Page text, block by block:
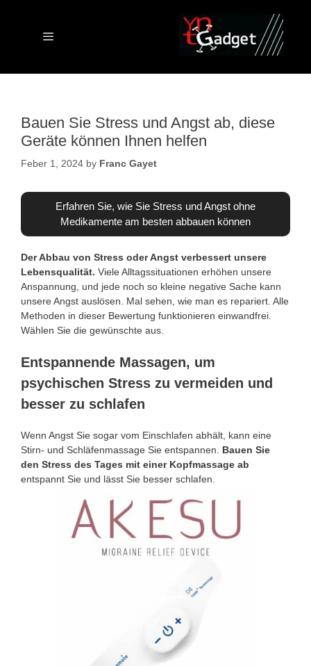
Menu
Bauen Sie Stress und Angst ab, diese
Geräte können Ihnen helfen
Feber 1, 2024 by Franc Gayet
Erfahren Sie, wie Sie Stress und Angst ohne
Medikamente am besten abbauen können
Der Abbau von Stress oder Angst verbessert unsere
Lebensqualität. Viele Alltagssituationen erhöhen unsere
Anspannung, und jede noch so kleine negative Sache kann
unsere Angst auslösen. Mal sehen, wie man es repariert. Alle
Methoden in dieser Bewertung funktionieren einwandfrei.
Wählen Sie die gewünschte aus.
Entspannende Massagen, um
psychischen Stress zu vermeiden und
besser zu schlafen
Wenn Angst Sie sogar vom Einschlafen abhält, kann eine
Stirn- und Schläfenmassage Sie entspannen. Bauen Sie
den Stress des Tages mit einer Kopfmassage ab
entspannt Sie und lässt Sie besser schlafen.